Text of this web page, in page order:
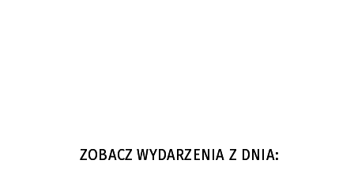
ZOBACZ WYDARZENIA Z DNIA: